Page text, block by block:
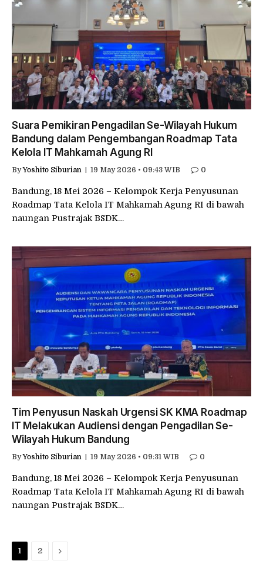
Suara Pemikiran Pengadilan Se-Wilayah Hukum
Bandung dalam Pengembangan Roadmap Tata
Kelola IT Mahkamah Agung RI
By Yoshito Siburian 19 May 2026 • 09:43 WIB 0
Bandung, 18 Mei 2026 – Kelompok Kerja Penyusunan
Roadmap Tata Kelola IT Mahkamah Agung RI di bawah
naungan Pustrajak BSDK…
Tim Penyusun Naskah Urgensi SK KMA Roadmap
IT Melakukan Audiensi dengan Pengadilan Se-
Wilayah Hukum Bandung
By Yoshito Siburian 19 May 2026 • 09:31 WIB 0
Bandung, 18 Mei 2026 – Kelompok Kerja Penyusunan
Roadmap Tata Kelola IT Mahkamah Agung RI di bawah
naungan Pustrajak BSDK…
1 2 Next